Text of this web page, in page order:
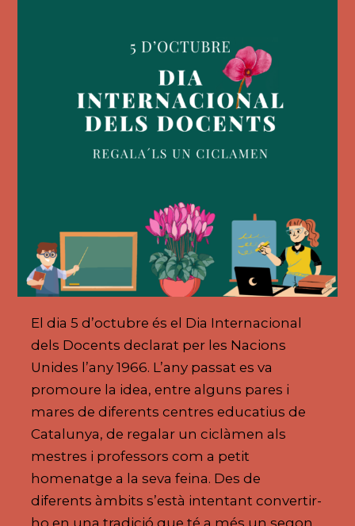
El dia 5 d’octubre és el Dia Internacional
dels Docents declarat per les Nacions
Unides l’any 1966. L’any passat es va
promoure la idea, entre alguns pares i
mares de diferents centres educatius de
Catalunya, de regalar un ciclàmen als
mestres i professors com a petit
homenatge a la seva feina. Des de
diferents àmbits s’està intentant convertir-
ho en una tradició que té a més un segon